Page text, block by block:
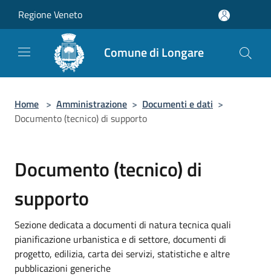
Regione Veneto
Comune di Longare
Home > Amministrazione > Documenti e dati >
Documento (tecnico) di supporto
Documento (tecnico) di
supporto
Sezione dedicata a documenti di natura tecnica quali
pianificazione urbanistica e di settore, documenti di
progetto, edilizia, carta dei servizi, statistiche e altre
pubblicazioni generiche